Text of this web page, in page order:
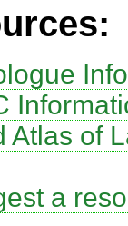
Atlas of
a